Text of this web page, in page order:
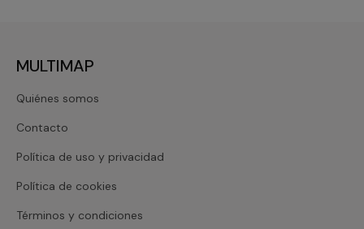
MULTIMAP
Quiénes somos
Contacto
Política de uso y privacidad
Política de cookies
Términos y condiciones